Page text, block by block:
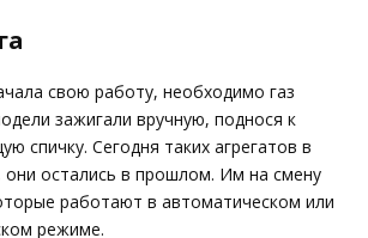
свою работу, необходимо газ
зажигали вручную, поднося к
спичку. Сегодня таких агрегатов в
остались в прошлом. Им на смену
работают в автоматическом или
режиме.